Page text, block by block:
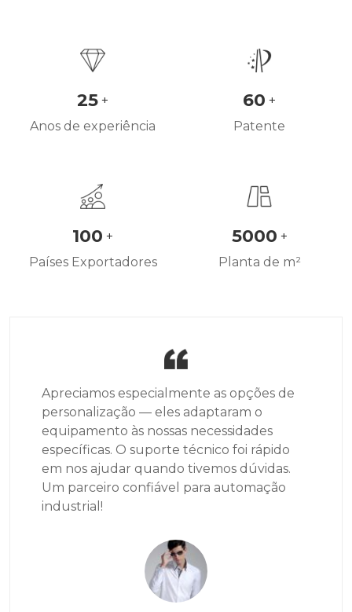
25 +
Anos de experiência
60 +
Patente
100 +
Países Exportadores
5000 +
Planta de m²
Apreciamos especialmente as opções de
personalização — eles adaptaram o
equipamento às nossas necessidades
específicas. O suporte técnico foi rápido
em nos ajudar quando tivemos dúvidas.
Um parceiro confiável para automação
industrial!